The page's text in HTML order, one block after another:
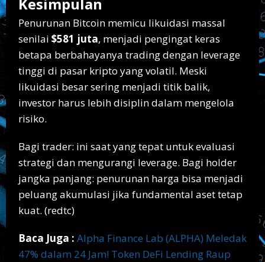
Penurunan Bitcoin memicu likuidasi massal
senilai $581 juta, menjadi pengingat keras
betapa berbahayanya trading dengan leverage
tinggi di pasar kripto yang volatil. Meski
likuidasi besar sering menjadi titik balik,
investor harus lebih disiplin dalam mengelola
risiko.
Bagi trader: ini saat yang tepat untuk evaluasi
strategi dan mengurangi leverage. Bagi holder
jangka panjang: penurunan harga bisa menjadi
peluang akumulasi jika fundamental aset tetap
kuat. (redtc)
Baca Juga : Alpha Finance Lab (ALPHA) Meledak
47% dalam 24 Jam! Token DeFi Lending Raup